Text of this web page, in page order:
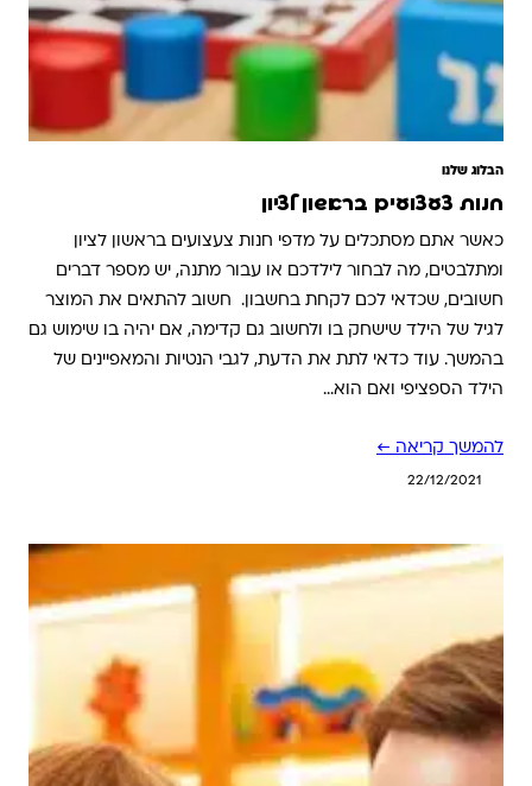
הבלוג שלנו
חנות צעצועים בראשון לציון
כאשר אתם מסתכלים על מדפי חנות צעצועים בראשון לציון
ומתלבטים, מה לבחור לילדכם או עבור מתנה, יש מספר דברים
חשובים, שכדאי לכם לקחת בחשבון. חשוב להתאים את המוצר
לגיל של הילד שישחק בו ולחשוב גם קדימה, אם יהיה בו שימוש גם
בהמשך. עוד כדאי לתת את הדעת, לגבי הנטיות והמאפיינים של
הילד הספציפי ואם הוא…
להמשך קריאה ←
22/12/2021